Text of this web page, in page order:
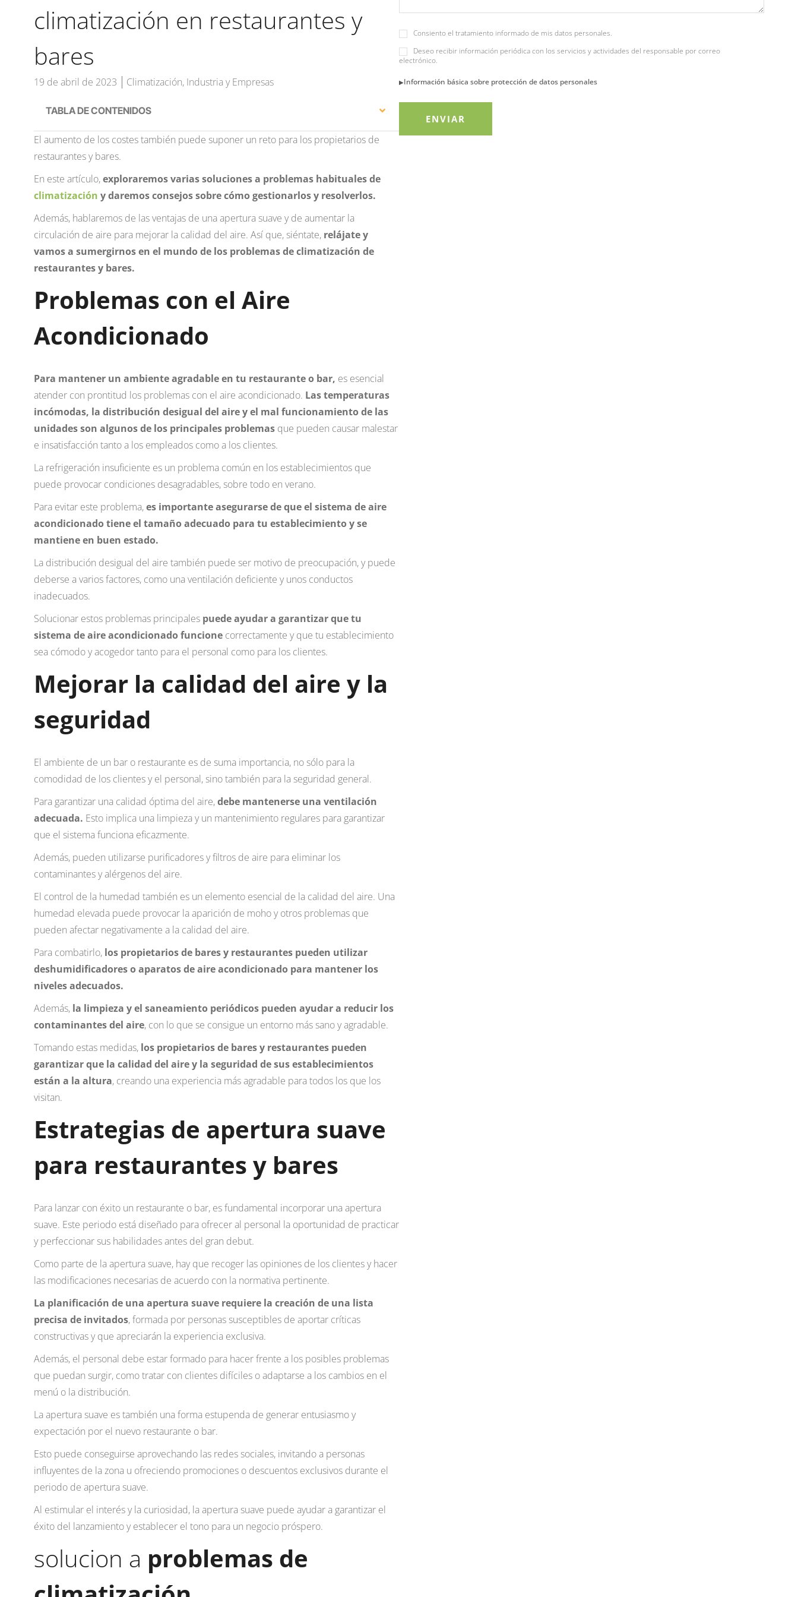
climatización en restaurantes y
bares
19 de abril de 2023 Climatización, Industria y Empresas
TABLA DE CONTENIDOS
El aumento de los costes también puede suponer un reto para los propietarios de
restaurantes y bares.
En este artículo,exploraremos varias soluciones a problemas habituales de
climatización y daremos consejos sobre cómo gestionarlos y resolverlos.
Además, hablaremos de las ventajas de una apertura suave y de aumentar la
circulación de aire para mejorar la calidad del aire. Así que, siéntate, relájate y
vamos a sumergirnos en el mundo de los problemas de climatización de
restaurantes y bares.
Problemas con el Aire
Acondicionado
Para mantener un ambiente agradable en tu restaurante o bar, es esencial
atender con prontitud los problemas con el aire acondicionado. Las temperaturas
incómodas, la distribución desigual del aire y el mal funcionamiento de las
unidades son algunos de los principales problemas que pueden causar malestar
e insatisfacción tanto a los empleados como a los clientes.
La refrigeración insuficiente es un problema común en los establecimientos que
puede provocar condiciones desagradables, sobre todo en verano.
Para evitar este problema,es importante asegurarse de que el sistema de aire
acondicionado tiene el tamaño adecuado para tu establecimiento y se
mantiene en buen estado.
La distribución desigual del aire también puede ser motivo de preocupación, y puede
deberse a varios factores, como una ventilación deficiente y unos conductos
inadecuados.
Solucionar estos problemas principales puede ayudar a garantizar que tu
sistema de aire acondicionado funcione correctamente y que tu establecimiento
sea cómodo y acogedor tanto para el personal como para los clientes.
Mejorar la calidad del aire y la
seguridad
El ambiente de un bar o restaurante es de suma importancia, no sólo para la
comodidad de los clientes y el personal, sino también para la seguridad general.
Para garantizar una calidad óptima del aire,debe mantenerse una ventilación
adecuada. Esto implica una limpieza y un mantenimiento regulares para garantizar
que el sistema funciona eficazmente.
Además, pueden utilizarse purificadores y filtros de aire para eliminar los
contaminantes y alérgenos del aire.
El control de la humedad también es un elemento esencial de la calidad del aire. Una
humedad elevada puede provocar la aparición de moho y otros problemas que
pueden afectar negativamente a la calidad del aire.
Para combatirlo, los propietarios de bares y restaurantes pueden utilizar
deshumidificadores o aparatos de aire acondicionado para mantener los
niveles adecuados.
Además, la limpieza y el saneamiento periódicos pueden ayudar a reducir los
contaminantes del aire, con lo que se consigue un entorno más sano y agradable.
Tomando estas medidas, los propietarios de bares y restaurantes pueden
garantizar que la calidad del aire y la seguridad de sus establecimientos
están a la altura, creando una experiencia más agradable para todos los que los
visitan.
Estrategias de apertura suave
para restaurantes y bares
Para lanzar con éxito un restaurante o bar, es fundamental incorporar una apertura
suave. Este periodo está diseñado para ofrecer al personal la oportunidad de practicar
y perfeccionar sus habilidades antes del gran debut.
Como parte de la apertura suave, hay que recoger las opiniones de los clientes y hacer
las modificaciones necesarias de acuerdo con la normativa pertinente.
La planificación de una apertura suave requiere la creación de una lista
precisa de invitados, formada por personas susceptibles de aportar críticas
constructivas y que apreciarán la experiencia exclusiva.
Además, el personal debe estar formado para hacer frente a los posibles problemas
que puedan surgir, como tratar con clientes difíciles o adaptarse a los cambios en el
menú o la distribución.
La apertura suave es también una forma estupenda de generar entusiasmo y
expectación por el nuevo restaurante o bar.
Esto puede conseguirse aprovechando las redes sociales, invitando a personas
influyentes de la zona u ofreciendo promociones o descuentos exclusivos durante el
periodo de apertura suave.
Al estimular el interés y la curiosidad, la apertura suave puede ayudar a garantizar el
éxito del lanzamiento y establecer el tono para un negocio próspero.
solucion a problemas de
Consiento el tratamiento informado de mis datos personales.
Deseo recibir información periódica con los servicios y actividades del responsable por correo
electrónico.
Información básica sobre protección de datos personales